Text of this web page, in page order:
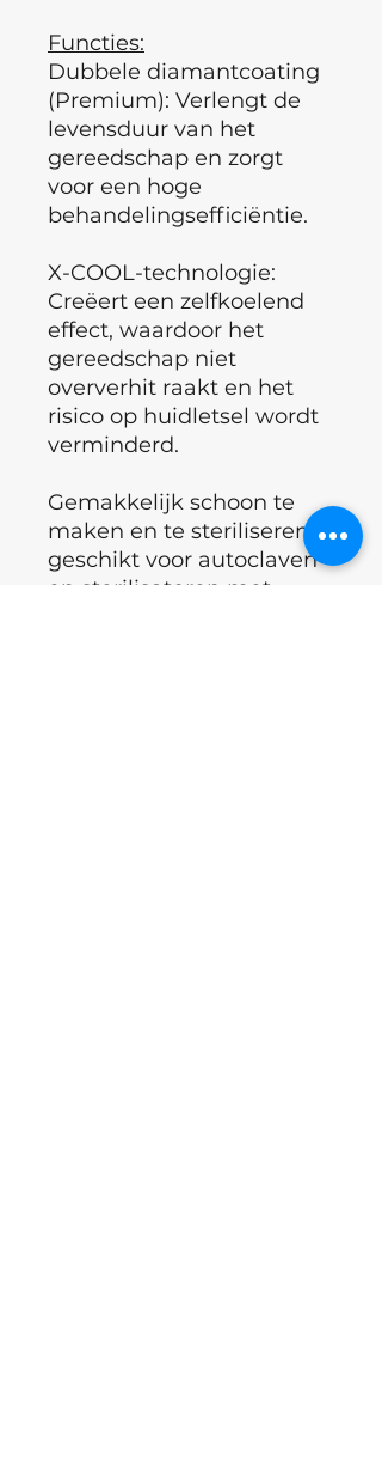
Functies:
Dubbele diamantcoating
(Premium): Verlengt de
levensduur van het
gereedschap en zorgt
voor een hoge
behandelingsefficiëntie.
X-COOL-technologie:
Creëert een zelfkoelend
effect, waardoor het
gereedschap niet
oververhit raakt en het
risico op huidletsel wordt
verminderd.
Gemakkelijk schoon te
maken en te steriliseren:
geschikt voor autoclaven
en sterilisatoren met